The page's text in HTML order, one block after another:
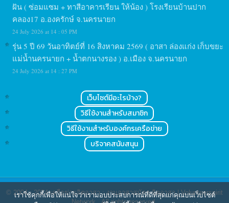
ฝัน ( ซ่อมแซม + ทาสีอาคารเรียน ให้น้อง ) โรงเรียนบ้านปาก
คลอง17 อ.องครักษ์ จ.นครนายก
24 July 2026 at 14 : 05 PM
รุ่น 5 ปี 69 วันอาทิตย์ที่ 16 สิงหาคม 2569 ( อาสา ล่องแก่ง เก็บขยะ
แม่น้ำนครนายก + น้ำตกนางรอง ) อ.เมือง จ.นครนายก
24 July 2026 at 14 : 27 PM
เว็บไซต์มีอะไรบ้าง?
วิธีใช้งานสำหรับสมาชิก
วิธีใช้งานสำหรับองค์กรเครือข่าย
บริจาคสนับสนุน
© 2004 - 2024เครือข่ายจิตอาสา : งานอาสาสมัคร จิตอาสา | Volunteerspirit
เราใช้คุกกี้เพื่อให้แน่ใจว่าเรามอบประสบการณ์ที่ดีที่สุดแก่คุณบนเว็บไซต์